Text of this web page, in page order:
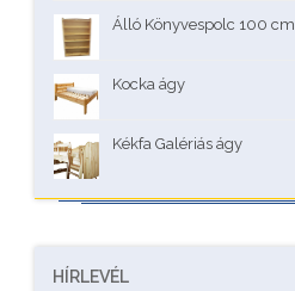
Álló Könyvespolc 100 cm
Kocka ágy
Kékfa Galériás ágy
HÍRLEVÉL